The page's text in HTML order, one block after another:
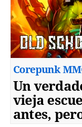
Corepunk
Un
vieja
antes,